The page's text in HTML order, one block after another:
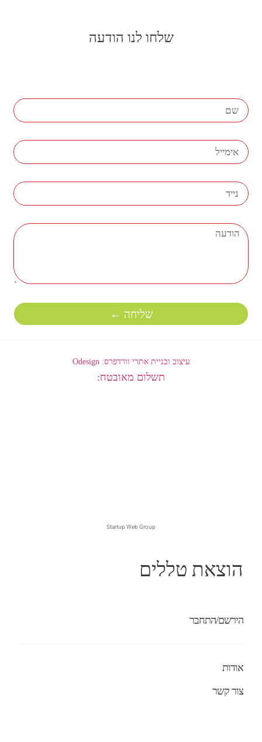
שלחו לנו הודעה
שליחה ←
עיצוב ובניית אתרי וורדפרס: Odesign
תשלום מאובטח:
Startup Web Group
הוצאת טללים
הירשם/התחבר
אודות
צור קשר